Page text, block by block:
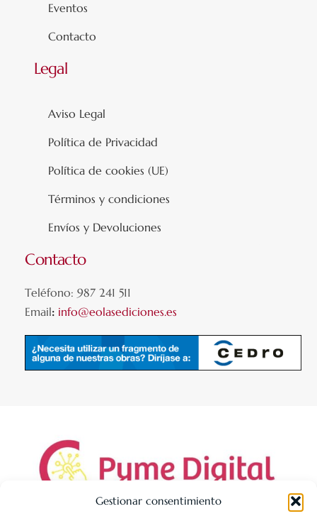
Gestionar consentimiento
Eventos
Contacto
Legal
Aviso Legal
Política de Privacidad
Política de cookies (UE)
Términos y condiciones
Envíos y Devoluciones
Contacto
Teléfono: 987 241 511
Email: info@eolasediciones.es